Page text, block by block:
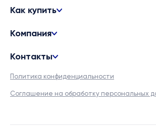
Как купить
Компания
Контакты
Политика конфиденциальности
Соглашение на обработку персональных